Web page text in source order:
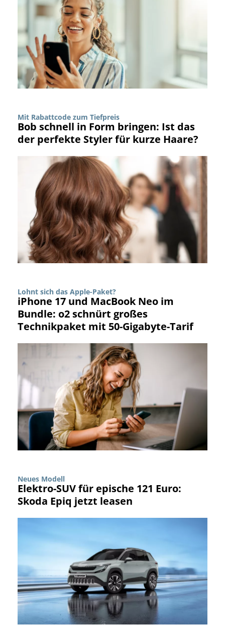
Mit Rabattcode zum Tiefpreis
Bob schnell in Form bringen: Ist das
der perfekte Styler für kurze Haare?
Lohnt sich das Apple-Paket?
iPhone 17 und MacBook Neo im
Bundle: o2 schnürt großes
Technikpaket mit 50-Gigabyte-Tarif
Neues Modell
Elektro-SUV für epische 121 Euro:
Skoda Epiq jetzt leasen